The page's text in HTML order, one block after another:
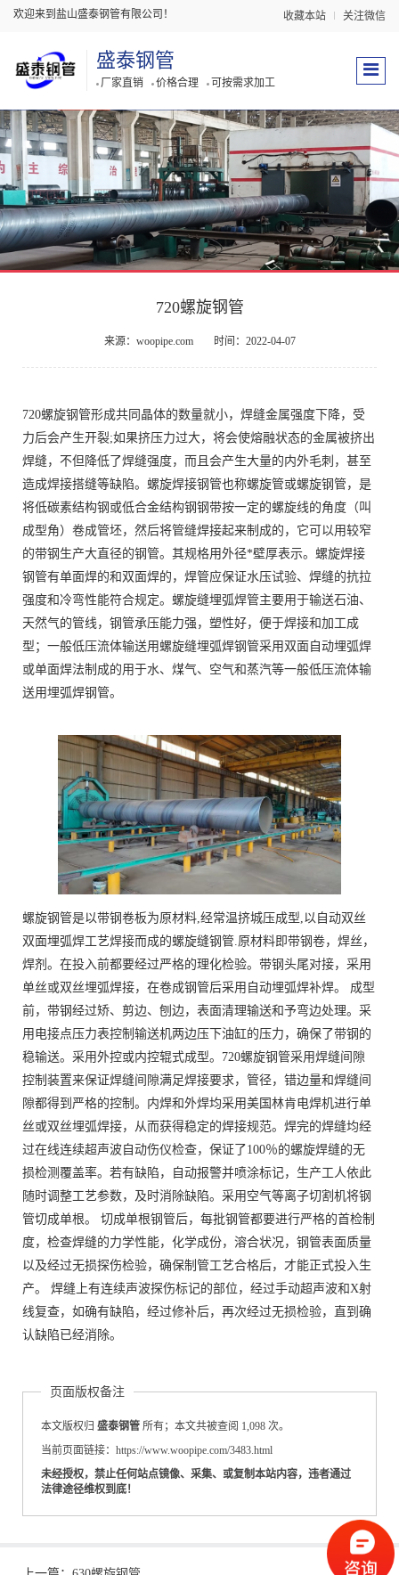
欢迎来到盐山盛泰钢管有限公司！ 收藏本站 关注微信
盛泰钢管
厂家直销 价格合理 可按需求加工
720螺旋钢管
来源：woopipe.com 时间：2022-04-07
720螺旋钢管形成共同晶体的数量就小，焊缝金属强度下降，受
力后会产生开裂;如果挤压力过大，将会使熔融状态的金属被挤出
焊缝，不但降低了焊缝强度，而且会产生大量的内外毛刺，甚至
造成焊接搭缝等缺陷。螺旋焊接钢管也称螺旋管或螺旋钢管，是
将低碳素结构钢或低合金结构钢钢带按一定的螺旋线的角度（叫
成型角）卷成管坯，然后将管缝焊接起来制成的，它可以用较窄
的带钢生产大直径的钢管。其规格用外径*壁厚表示。螺旋焊接
钢管有单面焊的和双面焊的，焊管应保证水压试验、焊缝的抗拉
强度和冷弯性能符合规定。螺旋缝埋弧焊管主要用于输送石油、
天然气的管线，钢管承压能力强，塑性好，便于焊接和加工成
型；一般低压流体输送用螺旋缝埋弧焊钢管采用双面自动埋弧焊
或单面焊法制成的用于水、煤气、空气和蒸汽等一般低压流体输
送用埋弧焊钢管。
螺旋钢管是以带钢卷板为原材料,经常温挤城压成型,以自动双丝
双面埋弧焊工艺焊接而成的螺旋缝钢管.原材料即带钢卷，焊丝，
焊剂。在投入前都要经过严格的理化检验。带钢头尾对接，采用
单丝或双丝埋弧焊接，在卷成钢管后采用自动埋弧焊补焊。 成型
前，带钢经过矫、剪边、刨边，表面清理输送和予弯边处理。采
用电接点压力表控制输送机两边压下油缸的压力，确保了带钢的
稳输送。采用外控或内控辊式成型。720螺旋钢管采用焊缝间隙
控制装置来保证焊缝间隙满足焊接要求，管径，错边量和焊缝间
隙都得到严格的控制。内焊和外焊均采用美国林肯电焊机进行单
丝或双丝埋弧焊接，从而获得稳定的焊接规范。焊完的焊缝均经
过在线连续超声波自动伤仪检查，保证了100％的螺旋焊缝的无
损检测覆盖率。若有缺陷，自动报警并喷涂标记，生产工人依此
随时调整工艺参数，及时消除缺陷。采用空气等离子切割机将钢
管切成单根。 切成单根钢管后，每批钢管都要进行严格的首检制
度，检查焊缝的力学性能，化学成份，溶合状况，钢管表面质量
以及经过无损探伤检验，确保制管工艺合格后，才能正式投入生
产。 焊缝上有连续声波探伤标记的部位，经过手动超声波和X射
线复查，如确有缺陷，经过修补后，再次经过无损检验，直到确
认缺陷已经消除。
页面版权备注
本文版权归 盛泰钢管 所有；本文共被查阅 1,098 次。
当前页面链接：https://www.woopipe.com/3483.html
未经授权，禁止任何站点镜像、采集、或复制本站内容，违者通过
法律途径维权到底！